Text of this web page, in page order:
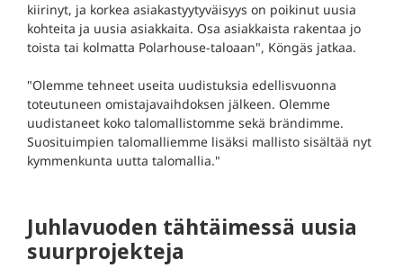
kiirinyt, ja korkea asiakastyytyväisyys on poikinut uusia
kohteita ja uusia asiakkaita. Osa asiakkaista rakentaa jo
toista tai kolmatta Polarhouse-taloaan", Köngäs jatkaa.
"Olemme tehneet useita uudistuksia edellisvuonna
toteutuneen omistajavaihdoksen jälkeen. Olemme
uudistaneet koko talomallistomme sekä brändimme.
Suosituimpien talomalliemme lisäksi mallisto sisältää nyt
kymmenkunta uutta talomallia."
Juhlavuoden tähtäimessä uusia
suurprojekteja